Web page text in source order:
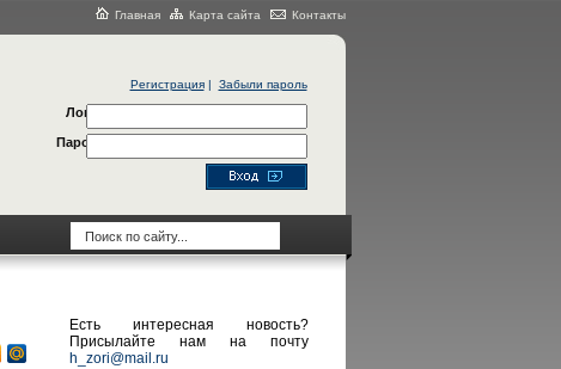
Главная Карта сайта Контакты
Регистрация| Забыли пароль
Логин
Пароль
Есть интересная новость?
Присылайте нам на почту
h_zori@mail.ru